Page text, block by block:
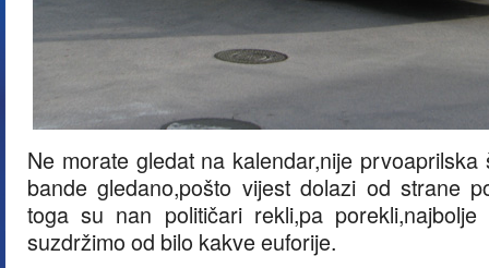
Ne morate gledat na kalendar,nije
bande gledano,pošto vijest dolazi od strane
toga su nan političari rekli,pa
suzdržimo od bilo kakve euforije.